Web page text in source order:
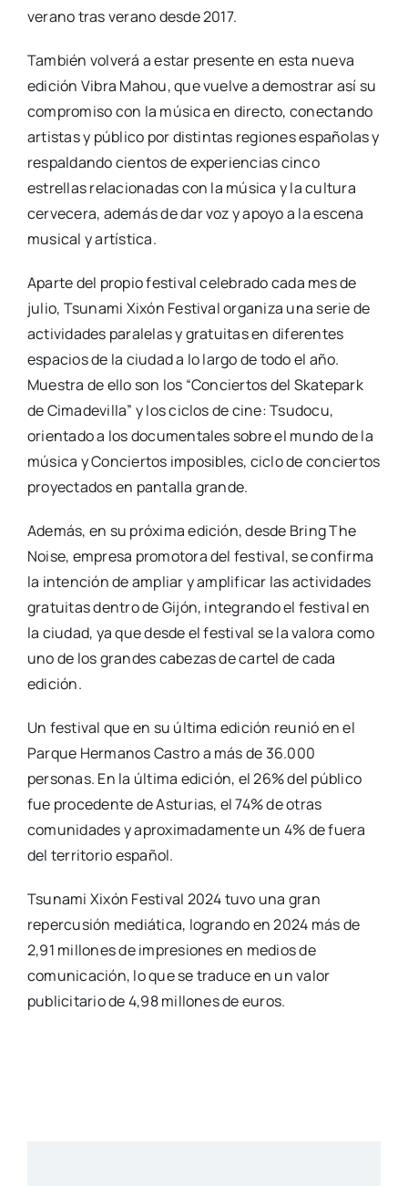
verano tras verano desde 2017.
También volverá a estar presente en esta nueva
edición Vibra Mahou, que vuelve a demostrar así su
compromiso con la música en directo, conectando
artistas y público por distintas regiones españolas y
respaldando cientos de experiencias cinco
estrellas relacionadas con la música y la cultura
cervecera, además de dar voz y apoyo a la escena
musical y artística.
Aparte del propio festival celebrado cada mes de
julio, Tsunami Xixón Festival organiza una serie de
actividades paralelas y gratuitas en diferentes
espacios de la ciudad a lo largo de todo el año.
Muestra de ello son los “Conciertos del Skatepark
de Cimadevilla” y los ciclos de cine: Tsudocu,
orientado a los documentales sobre el mundo de la
música y Conciertos imposibles, ciclo de conciertos
proyectados en pantalla grande.
Además, en su próxima edición, desde Bring The
Noise, empresa promotora del festival, se confirma
la intención de ampliar y amplificar las actividades
gratuitas dentro de Gijón, integrando el festival en
la ciudad, ya que desde el festival se la valora como
uno de los grandes cabezas de cartel de cada
edición.
Un festival que en su última edición reunió en el
Parque Hermanos Castro a más de 36.000
personas. En la última edición, el 26% del público
fue procedente de Asturias, el 74% de otras
comunidades y aproximadamente un 4% de fuera
del territorio español.
Tsunami Xixón Festival 2024 tuvo una gran
repercusión mediática, logrando en 2024 más de
2,91 millones de impresiones en medios de
comunicación, lo que se traduce en un valor
publicitario de 4,98 millones de euros.